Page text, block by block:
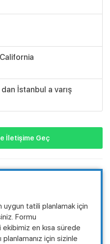
İstanbul a varış
İletişime Geç
uygun tatili planlamak için
Formu
en kısa sürede
için sizinle